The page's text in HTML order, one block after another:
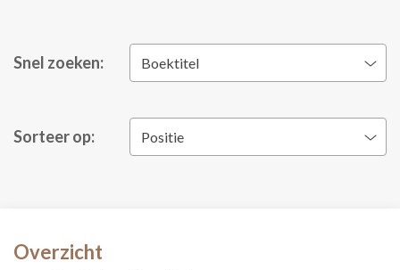
Snel zoeken: Boektitel
Sorteer op: Positie
Overzicht